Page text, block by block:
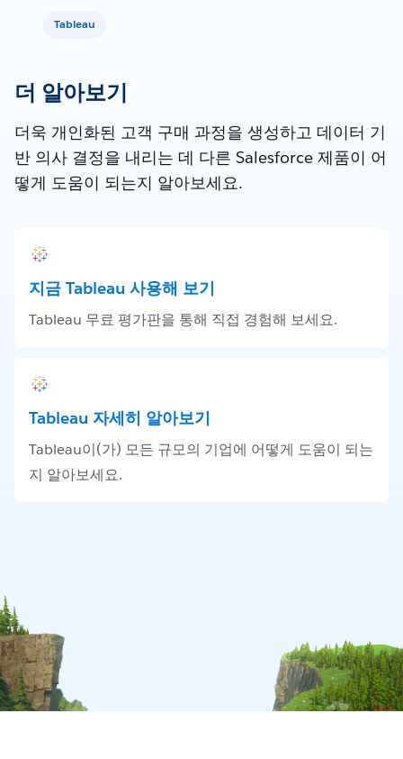
Tableau
더 알아보기
더욱 개인화된 고객 구매 과정을 생성하고 데이터 기
반 의사 결정을 내리는 데 다른 Salesforce 제품이 어
떻게 도움이 되는지 알아보세요.
지금 Tableau 사용해 보기
Tableau 무료 평가판을 통해 직접 경험해 보세요.
Tableau 자세히 알아보기
Tableau이(가) 모든 규모의 기업에 어떻게 도움이 되는
지 알아보세요.